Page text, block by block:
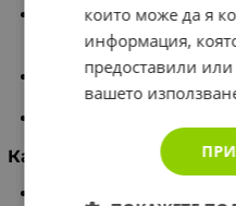
Комплектът е полезен
стрес и напрежение,
общото усещане за
Може да помогне за
напрежение в
Как да използвате
Първоначална
които може да я
информация,
предоставили или
вашето